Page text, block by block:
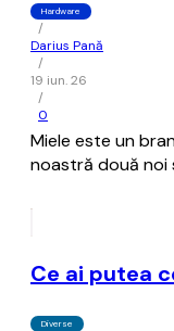
Hardware
/
Darius Pană
/
19 iun. 26
/
0
Miele este un
noastră două noi
Ce ai putea
Diverse